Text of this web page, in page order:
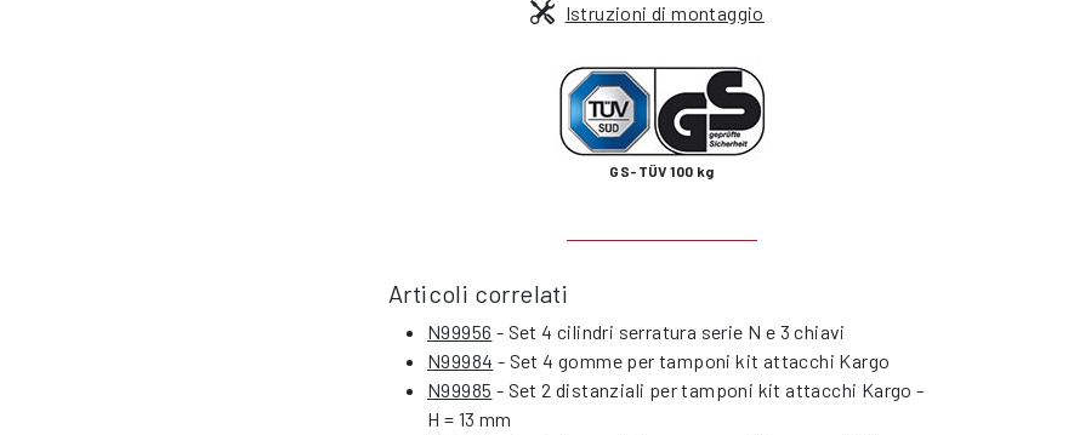
Istruzioni di montaggio
GS-TÜV 100 kg
Articoli correlati
N99956 - Set 4 cilindri serratura serie N e 3 chiavi
N99984 - Set 4 gomme per tamponi kit attacchi Kargo
N99985 - Set 2 distanziali per tamponi kit attacchi Kargo -
H = 13 mm